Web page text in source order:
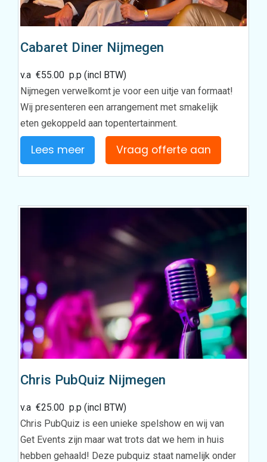
Cabaret Diner Nijmegen
v.a€55.00 p.p (incl BTW)
Nijmegen verwelkomt je voor een uitje van formaat!
Wij presenteren een arrangement met smakelijk
eten gekoppeld aan topentertainment.
Lees meer Vraag offerte aan
Chris PubQuiz Nijmegen
v.a€25.00 p.p (incl BTW)
Chris PubQuiz is een unieke spelshow en wij van
Get Events zijn maar wat trots dat we hem in huis
hebben gehaald! Deze pubquiz staat namelijk onder